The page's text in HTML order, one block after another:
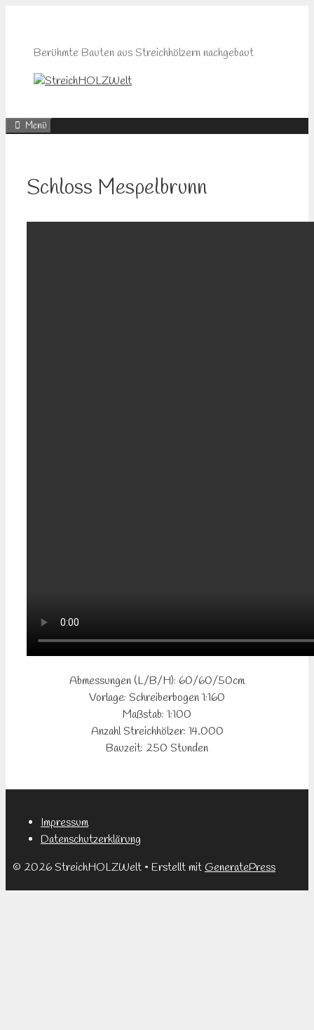
springenBerühmte Bauten aus Streichhölzern nachgebaut
Menü
Schloss Mespelbrunn
Abmessungen (L/B/H): 60/60/50cm
Vorlage: Schreiberbogen 1:160
Maßstab: 1:100
Anzahl Streichhölzer: 14.000
Bauzeit: 250 Stunden
Impressum
Datenschutzerklärung
© 2026 StreichHOLZWelt • Erstellt mit GeneratePress